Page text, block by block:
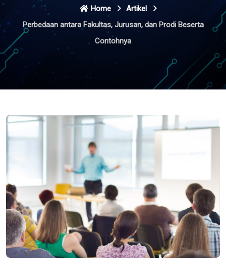
Home
Artikel
Perbedaan antara Fakultas, Jurusan, dan Prodi Beserta
Contohnya